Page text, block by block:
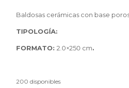
Baldosas cerámicas con base
TIPOLOGÍA:
FORMATO: 2.0×250 cm.
200 disponibles